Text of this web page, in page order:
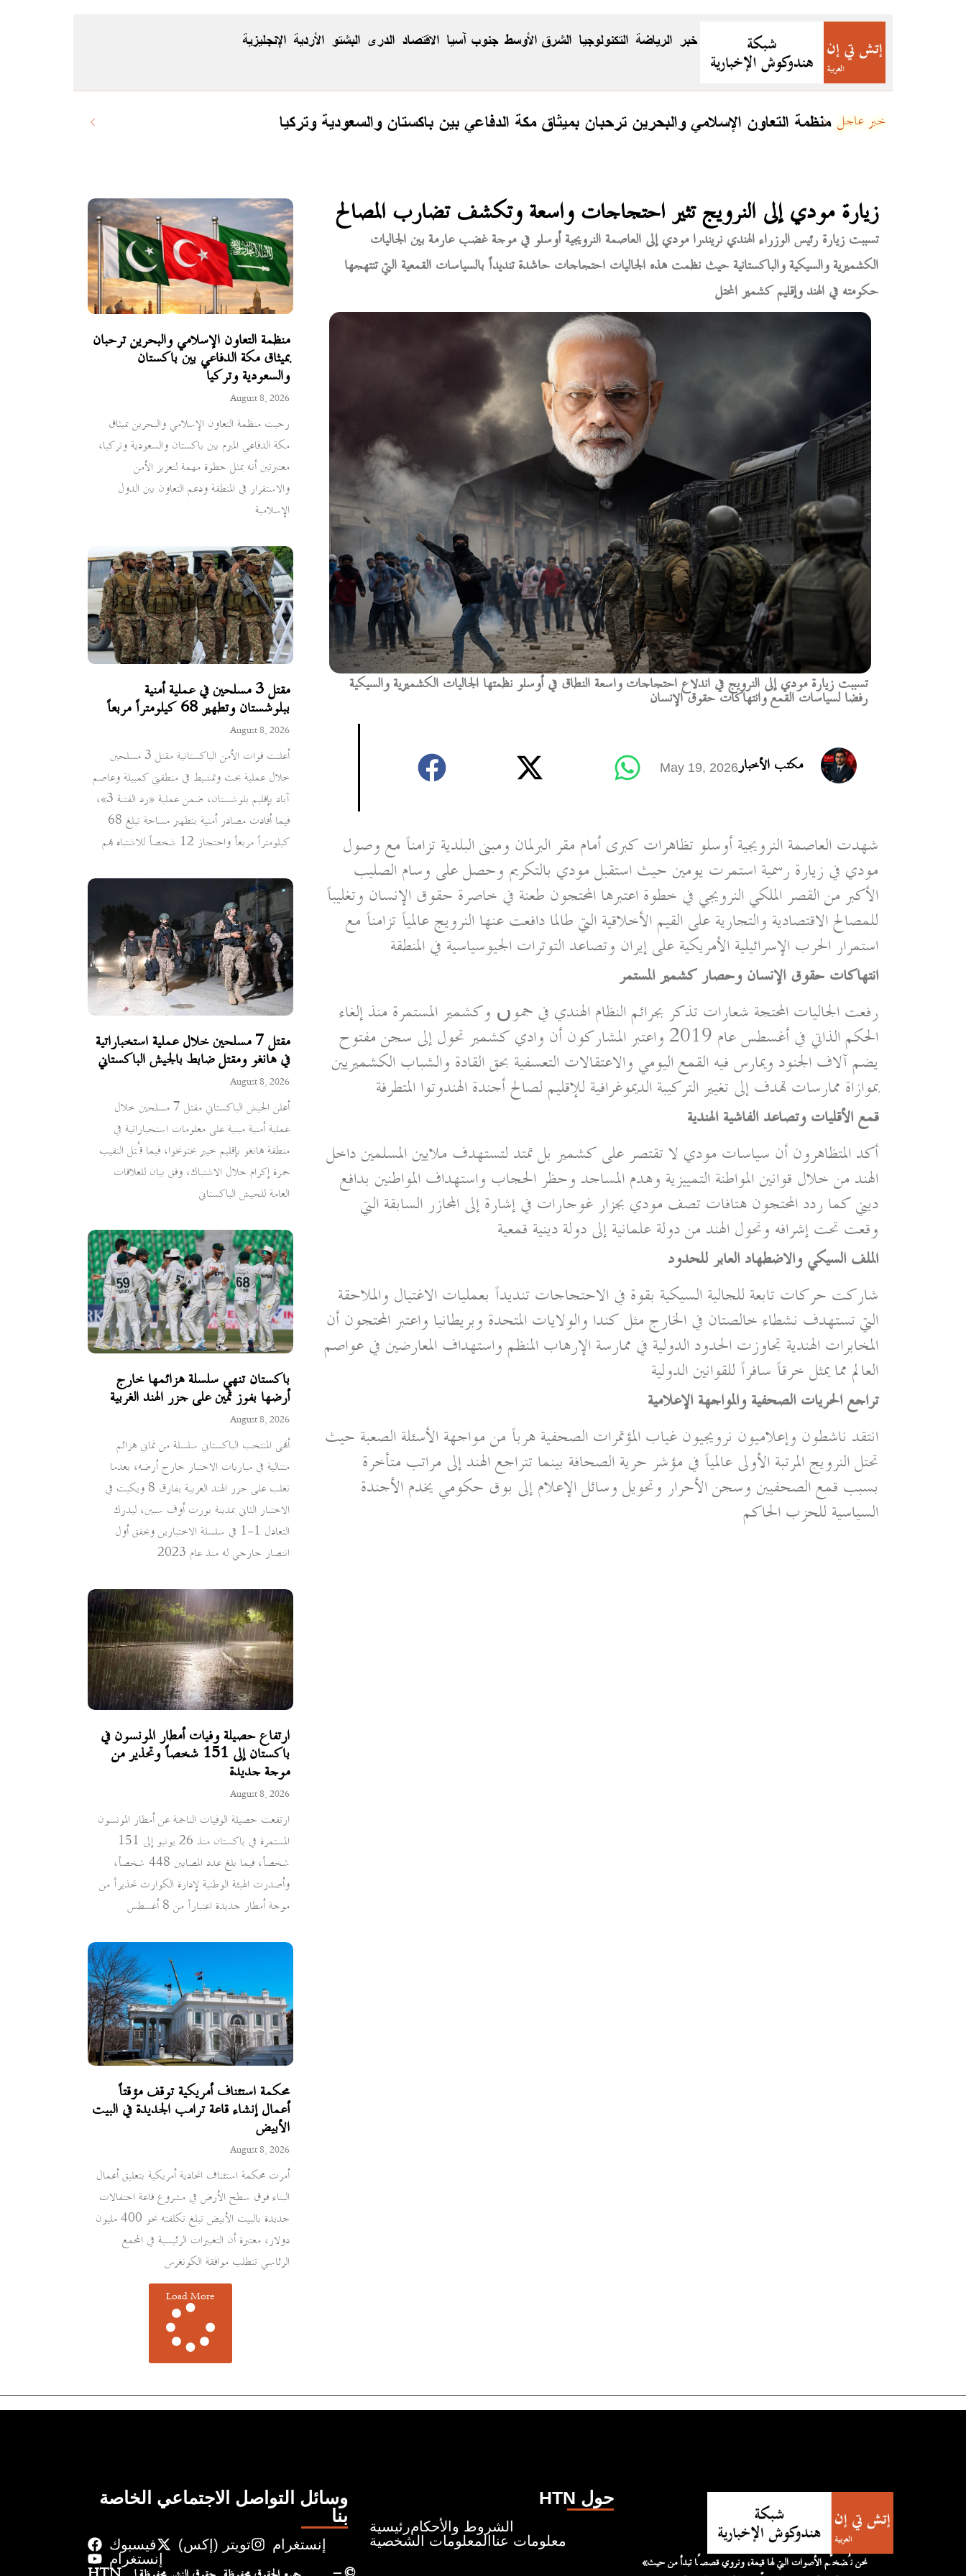
الاقتصاد جنوب آسيا الشرق الأوسط التكنولوجيا الرياضة خبر الإنجليزية الأردية البشتو الدری
منظمة التعاون الإسلامي والبحرين ترحبان بميثاق مكة الدفاعي بين باكستان والسعودية وتركيا خبر عاجل
منظمة التعاون الإسلامي والبحرين ترحبان
بميثاق مكة الدفاعي بين باكستان
والسعودية وتركيا
August 8, 2026
رحبت منظمة التعاون الإسلامي والبحرين بميثاق
مكة الدفاعي المبرم بين باكستان والسعودية وتركيا،
معتبرتين أنه يمثل خطوة مهمة لتعزيز الأمن
والاستقرار في المنطقة ودعم التعاون بين الدول
الإسلامية
مقتل 3 مسلحين في عملية أمنية
ببلوشستان وتطهير 68 كيلومتراً مربعاً
August 8, 2026
أعلنت قوات الأمن الباكستانية مقتل 3 مسلحين
خلال عملية بحث وتمشيط في منطقتي كمبيلة وعاصم
آباد بإقليم بلوشستان، ضمن عملية «رد الفتنة 3»،
فيما أفادت مصادر أمنية بتطهير مساحة تبلغ 68
كيلومتراً مربعاً واحتجاز 12 شخصاً للاشتباه بهم
مقتل 7 مسلحين خلال عملية استخباراتية
في هانغو ومقتل ضابط بالجيش الباكستاني
August 8, 2026
أعلن الجيش الباكستاني مقتل 7 مسلحين خلال
عملية أمنية مبنية على معلومات استخباراتية في
منطقة هانغو بإقليم خيبر بختونخوا، فيما قُتل النقيب
حمزة إكرام خلال الاشتباك، وفق بيان للعلاقات
العامة للجيش الباكستاني
باكستان تنهي سلسلة هزائمها خارج
أرضها بفوز ثمين على جزر الهند الغربية
August 8, 2026
أنهى المنتخب الباكستاني سلسلة من ثماني هزائم
متتالية في مباريات الاختبار خارج أرضه، بعدما
تغلب على جزر الهند الغربية بفارق 8 ويكيت في
الاختبار الثاني بمدينة بورت أوف سبين، ليدرك
التعادل 1-1 في سلسلة الاختبارين ويحقق أول
انتصار خارجي له منذ عام 2023
ارتفاع حصيلة وفيات أمطار المونسون في
باكستان إلى 151 شخصاً وتحذير من
موجة جديدة
August 8, 2026
ارتفعت حصيلة الوفيات الناجمة عن أمطار المونسون
المستمرة في باكستان منذ 26 يونيو إلى 151
شخصاً، فيما بلغ عدد المصابين 448 شخصاً،
وأصدرت الهيئة الوطنية لإدارة الكوارث تحذيراً من
موجة أمطار جديدة اعتباراً من 8 أغسطس
محكمة استئناف أمريكية توقف مؤقتاً
أعمال إنشاء قاعة ترامب الجديدة في البيت
الأبيض
August 8, 2026
أمرت محكمة استئناف اتحادية أمريكية بتعليق أعمال
البناء فوق سطح الأرض في مشروع قاعة احتفالات
جديدة بالبيت الأبيض تبلغ تكلفته نحو 400 مليون
دولار، معتبرة أن التغييرات الرئيسية في المجمع
الرئاسي تتطلب موافقة الكونغرس
Load More
زيارة مودي إلى النرويج تثير احتجاجات واسعة وتكشف تضارب المصالح
تسببت زيارة رئيس الوزراء الهندي نريندرا مودي إلى العاصمة النرويجية أوسلو في موجة غضب عارمة بين الجاليات
الكشميرية والسيكية والباكستانية حيث نظمت هذه الجاليات احتجاجات حاشدة تنديداً بالسياسات القمعية التي تنتهجها
حكومته في الهند وإقليم كشمير المحتل
تسببت زيارة مودي إلى النرويج في اندلاع احتجاجات واسعة النطاق في أوسلو نظمتها الجاليات الكشميرية والسيكية
رفضا لسياسات القمع وانتهاكات حقوق الإنسان
مكتب الأخبارMay 19, 2026
شهدت العاصمة النرويجية أوسلو تظاهرات كبرى أمام مقر البرلمان ومبنى البلدية تزامناً مع وصول
مودي في زيارة رسمية استمرت يومين حيث استقبل مودي بالتكريم وحصل على وسام الصليب
الأكبر من القصر الملكي النرويجي في خطوة اعتبرها المحتجون طعنة في خاصرة حقوق الإنسان وتغليباً
للمصالح الاقتصادية والتجارية على القيم الأخلاقية التي طالما دافعت عنها النرويج عالمياً تزامناً مع
استمرار الحرب الإسرائيلية الأمريكية على إيران وتصاعد التوترات الجيوسياسية في المنطقة
انتهاكات حقوق الإنسان وحصار كشمير المستمر
رفعت الجاليات المحتجة شعارات تذكر بجرائم النظام الهندي في جموں وكشمير المستمرة منذ إلغاء
الحكم الذاتي في أغسطس عام 2019 واعتبر المشاركون أن وادي كشمير تحول إلى سجن مفتوح
يضم آلاف الجنود ويمارس فيه القمع اليومي والاعتقالات التعسفية بحق القادة والشباب الكشميريين
بموازاة ممارسات تهدف إلى تغيير التركيبة الديموغرافية للإقليم لصالح أجندة الهندوتوا المتطرفة
قمع الأقليات وتصاعد الفاشية الهندية
أكد المتظاهرون أن سياسات مودي لا تقتصر على كشمير بل تمتد لتستهدف ملايين المسلمين داخل
الهند من خلال قوانين المواطنة التمييزية وهدم المساجد وحظر الحجاب واستهداف المواطنين بدافع
ديني كما ردد المحتجون هتافات تصف مودي بجزار غوجارات في إشارة إلى المجازر السابقة التي
وقعت تحت إشرافه وتحول الهند من دولة علمانية إلى دولة دينية قمعية
الملف السيكي والاضطهاد العابر للحدود
شاركت حركات تابعة للجالية السيكية بقوة في الاحتجاجات تنديداً بعمليات الاغتيال والملاحقة
التي تستهدف نشطاء خالصتان في الخارج مثل كندا والولايات المتحدة وبريطانيا واعتبر المحتجون أن
المخابرات الهندية تجاوزت الحدود الدولية في ممارسة الإرهاب المنظم واستهداف المعارضين في عواصم
العالم مما يمثل خرقاً سافراً للقوانين الدولية
تراجع الحريات الصحفية والمواجهة الإعلامية
انتقد ناشطون وإعلاميون نرويجيون غياب المؤتمرات الصحفية هرباً من مواجهة الأسئلة الصعبة حيث
تحتل النرويج المرتبة الأولى عالمياً في مؤشر حرية الصحافة بينما تتراجع الهند إلى مراتب متأخرة
بسبب قمع الصحفيين وسجن الأحرار وتحويل وسائل الإعلام إلى بوق حكومي يخدم الأجندة
السياسية للحزب الحاكم
وسائل التواصل الاجتماعي الخاصة
بنا
فيسبوك تويتر (إكس)
إنستغرام
إنستغرام
HTN حول
رئيسيةالشروط والأحكام
المعلومات الشخصية معلومات عنا
«نحن نُضخّم الأصوات التي لها قيمة، ونروي قصصًا تبدأ من حيث